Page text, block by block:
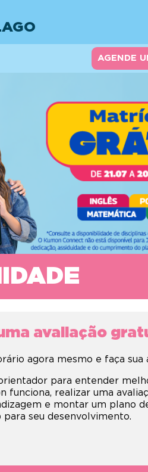
AGENDE
avaliação
agora mesmo e faça sua
para entender
funciona, realizar uma
e montar um plano
para seu desenvolvimento.